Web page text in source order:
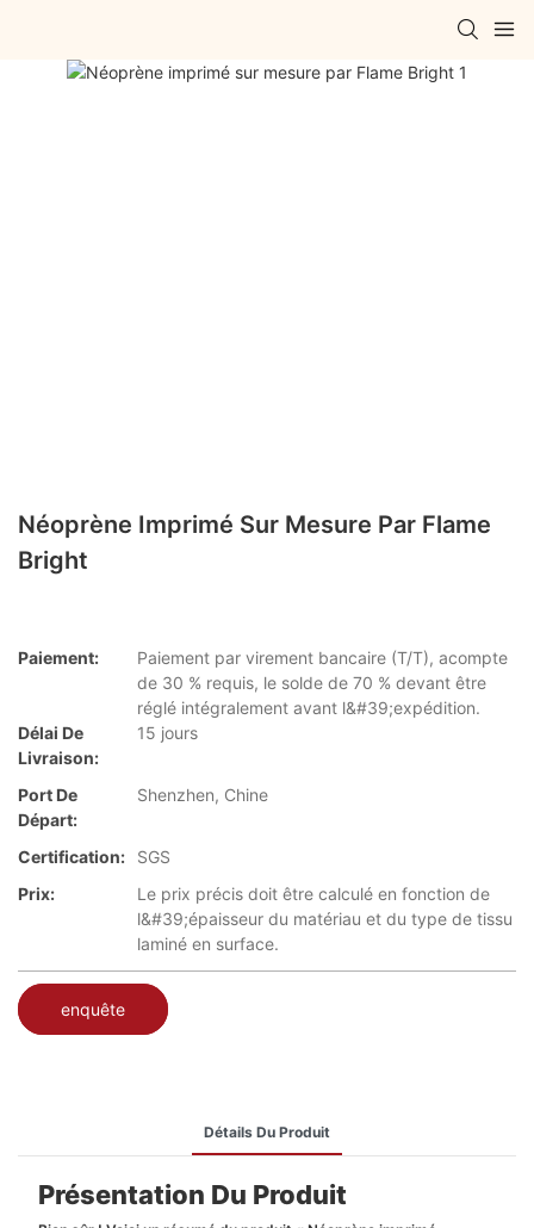
Néoprène Imprimé Sur Mesure Par Flame
Bright
Paiement:
Paiement par virement bancaire (T/T), acompte
de 30 % requis, le solde de 70 % devant être
réglé intégralement avant l&#39;expédition.
Délai De
Livraison:
15 jours
Port De
Départ:
Shenzhen, Chine
Certification:
SGS
Prix:
Le prix précis doit être calculé en fonction de
l&#39;épaisseur du matériau et du type de tissu
laminé en surface.
enquête
Détails Du Produit
Présentation Du Produit